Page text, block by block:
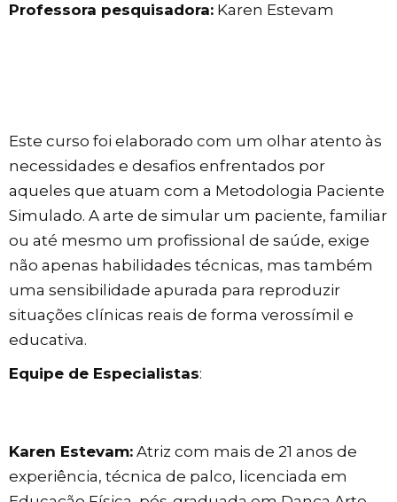
Professora pesquisadora: Karen Estevam
Este curso foi elaborado com um olhar atento às
necessidades e desafios enfrentados por
aqueles que atuam com a Metodologia Paciente
Simulado. A arte de simular um paciente, familiar
ou até mesmo um profissional de saúde, exige
não apenas habilidades técnicas, mas também
uma sensibilidade apurada para reproduzir
situações clínicas reais de forma verossímil e
educativa.
Equipe de Especialistas:
Karen Estevam: Atriz com mais de 21 anos de
experiência, técnica de palco, licenciada em